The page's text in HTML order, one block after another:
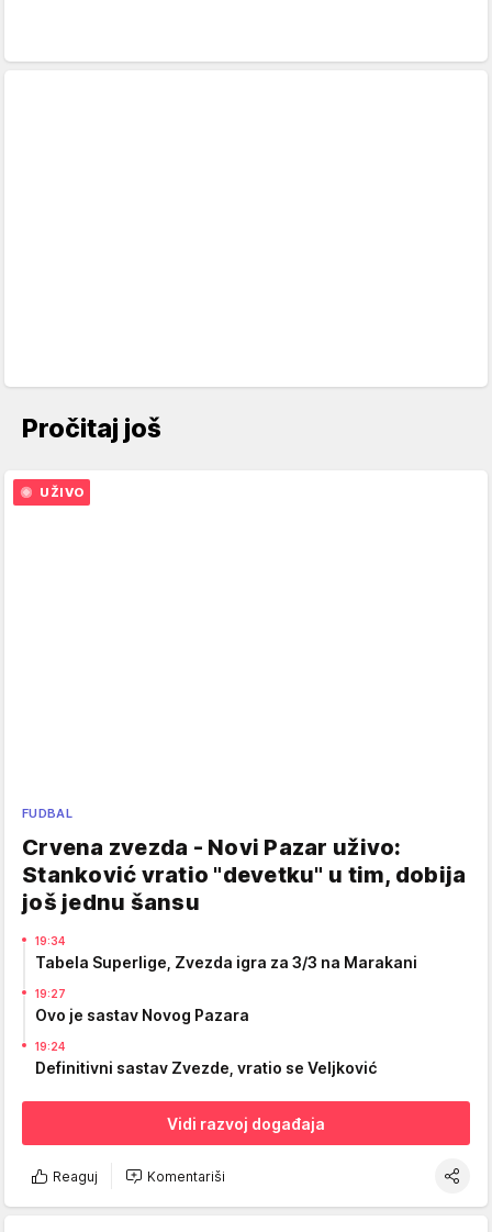
Pročitaj još
FUDBAL
Crvena zvezda - Novi Pazar uživo:
Stanković vratio "devetku" u tim, dobija
još jednu šansu
UŽIVO
19:34
Tabela Superlige, Zvezda igra za 3/3 na Marakani
19:27
Ovo je sastav Novog Pazara
19:24
Definitivni sastav Zvezde, vratio se Veljković
Vidi razvoj događaja
Reaguj Komentariši